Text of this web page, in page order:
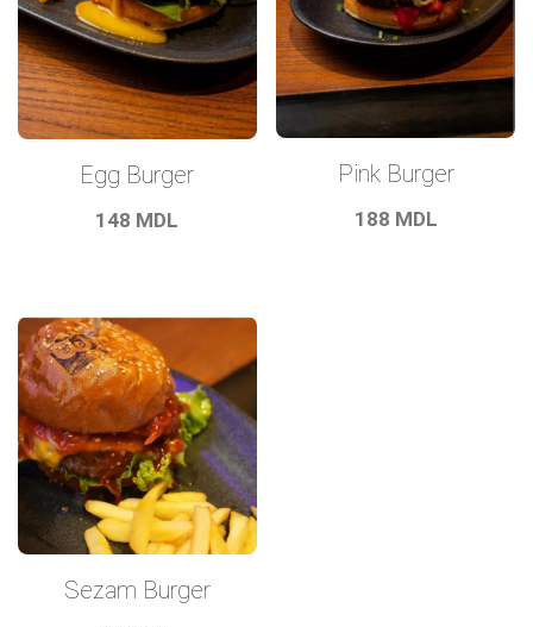
Egg Burger
148 MDL
Pink Burger
188 MDL
Sezam Burger